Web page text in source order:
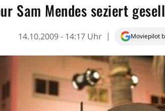
Sam Mendes seziert
14.10.2009 - 14:17 Uhr Moviepilot